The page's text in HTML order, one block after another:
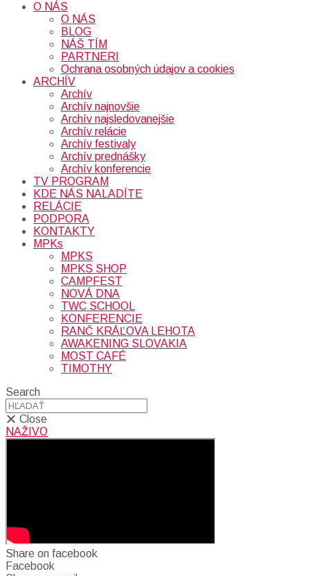
O NÁS
O NÁS
BLOG
NÁŠ TÍM
PARTNERI
Ochrana osobných údajov a cookies
ARCHÍV
Archív
Archív najnovšie
Archív najsledovanejšie
Archív relácie
Archív festivaly
Archív prednášky
Archív konferencie
TV PROGRAM
KDE NÁS NALADÍTE
RELÁCIE
PODPORA
KONTAKTY
MPKs
MPKS
MPKS SHOP
CAMPFEST
NOVÁ DNA
TWC SCHOOL
KONFERENCIE
RANČ KRÁĽOVA LEHOTA
AWAKENING SLOVAKIA
MOST CAFÉ
TIMOTHY
Search
Close
NAŽIVO
Share on facebook
Facebook